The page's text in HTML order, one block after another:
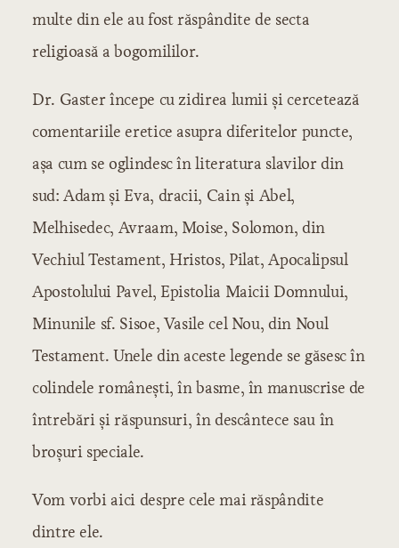
Literatura eroică
Literatura etică
Literatura cultă
Literatura veche
Literatura religioasă
Secolul XVI
Secolul XVII
Secolul XVIII
Literatura istorică
Secolul XVI
Secolul XVIII
Samuil Micu
George Şincai
Literatura modernă
multe din ele au fost răspândite de secta
religioasă a bogomililor.
Dr. Gaster începe cu zidirea lumii şi cercetează
comentariile eretice asupra diferitelor puncte,
aşa cum se oglindesc în literatura slavilor din
sud: Adam şi Eva, dracii, Cain şi Abel,
Melhisedec, Avraam, Moise, Solomon, din
Vechiul Testament, Hristos, Pilat, Apocalipsul
Apostolului Pavel, Epistolia Maicii Domnului,
Minunile sf. Sisoe, Vasile cel Nou, din Noul
Testament. Unele din aceste legende se găsesc în
colindele româneşti, în basme, în manuscrise de
întrebări şi răspunsuri, în descântece sau în
broşuri speciale.
Vom vorbi aici despre cele mai răspândite
dintre ele.